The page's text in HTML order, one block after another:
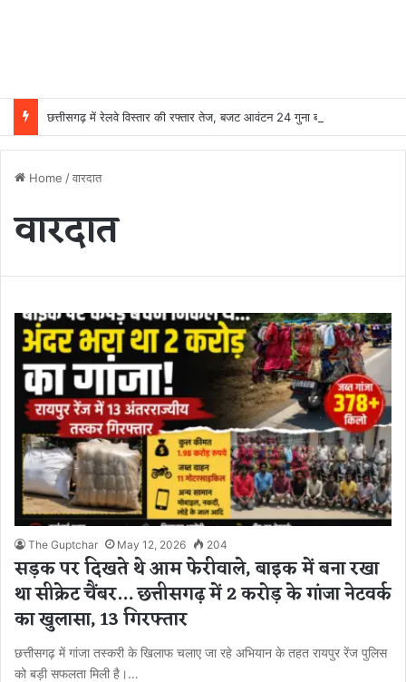
Home /वारदात
वारदात
The Guptchar May 12, 2026 204
सड़क पर दिखते थे आम फेरीवाले, बाइक में बना रखा
था सीक्रेट चैंबर… छत्तीसगढ़ में 2 करोड़ के गांजा नेटवर्क
का खुलासा, 13 गिरफ्तार
छत्तीसगढ़ में गांजा तस्करी के खिलाफ चलाए जा रहे अभियान के तहत रायपुर रेंज पुलिस
को बड़ी सफलता मिली है।…